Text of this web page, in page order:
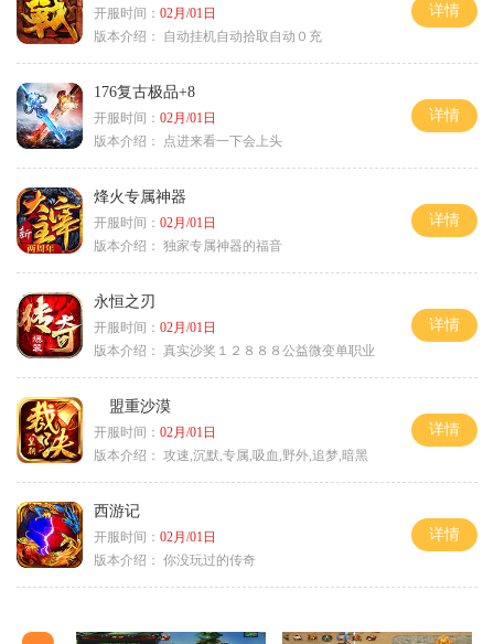
开服时间： 02月/01日
版本介绍：
自动挂机自动拾取自动０充
详情
176复古极品+8
开服时间： 02月/01日
版本介绍：
点进来看一下会上头
详情
烽火专属神器
开服时间： 02月/01日
版本介绍： 独家专属神器的福音
详情
永恒之刃
开服时间： 02月/01日
版本介绍： 真实沙奖１２８８８公益微变单职业
详情
盟重沙漠
开服时间： 02月/01日
版本介绍： 攻速,沉默,专属,吸血,野外,追梦,暗黑
详情
西游记
开服时间： 02月/01日
版本介绍： 你没玩过的传奇
详情